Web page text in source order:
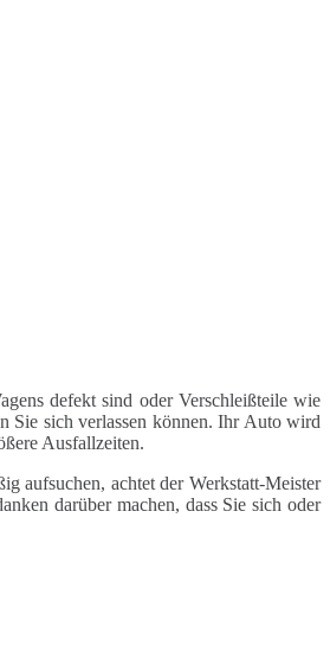
defekt sind oder Verschleißteile wie
Sie sich verlassen können. Ihr Auto wird
Ausfallzeiten.
aufsuchen, achtet der Werkstatt-Meister
darüber machen, dass Sie sich oder